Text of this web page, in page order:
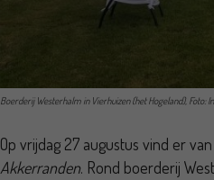
Boerderij Westerhalm in Vierhuizen (het Hogeland), Foto:
Op vrijdag 27 augustus vind er
Akkerranden. Rond boerderij